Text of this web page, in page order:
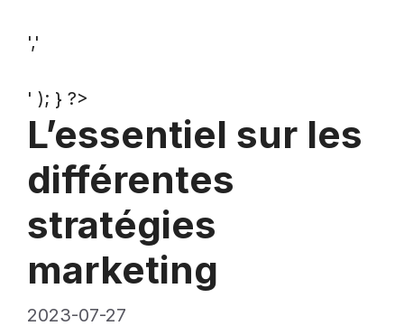
','
' ); } ?>
L’essentiel sur les
différentes
stratégies
marketing
2023-07-27